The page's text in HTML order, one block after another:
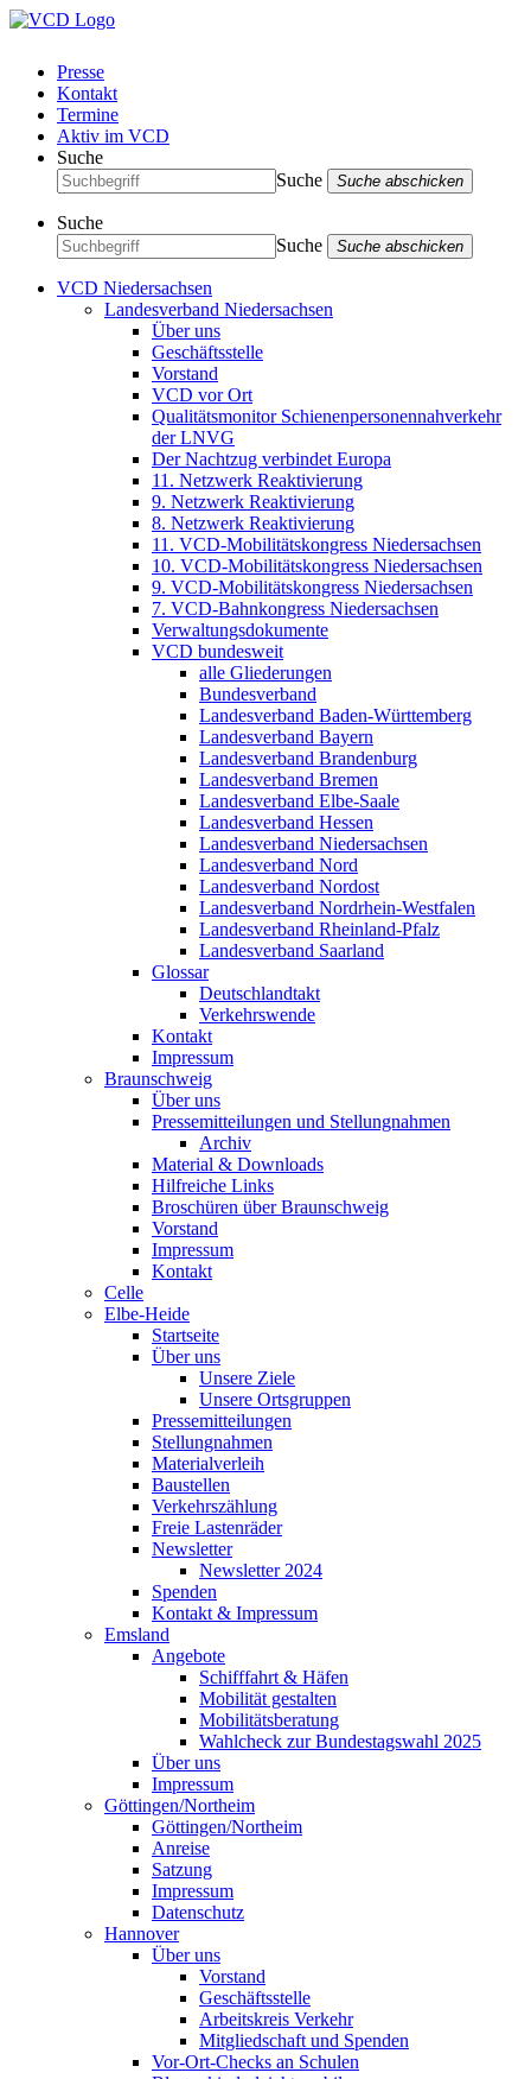
Presse
Kontakt
Termine
Aktiv im VCD
Suche
Suche
Suche abschicken
Suche
Suche
Suche abschicken
VCD Niedersachsen
Landesverband Niedersachsen
Über uns
Geschäftsstelle
Vorstand
VCD vor Ort
Qualitätsmonitor Schienenpersonennahverkehr
der LNVG
Der Nachtzug verbindet Europa
11. Netzwerk Reaktivierung
9. Netzwerk Reaktivierung
8. Netzwerk Reaktivierung
11. VCD-Mobilitätskongress Niedersachsen
10. VCD-Mobilitätskongress Niedersachsen
9. VCD-Mobilitätskongress Niedersachsen
7. VCD-Bahnkongress Niedersachsen
Verwaltungsdokumente
VCD bundesweit
alle Gliederungen
Bundesverband
Landesverband Baden-Württemberg
Landesverband Bayern
Landesverband Brandenburg
Landesverband Bremen
Landesverband Elbe-Saale
Landesverband Hessen
Landesverband Niedersachsen
Landesverband Nord
Landesverband Nordost
Landesverband Nordrhein-Westfalen
Landesverband Rheinland-Pfalz
Landesverband Saarland
Glossar
Deutschlandtakt
Verkehrswende
Kontakt
Impressum
Braunschweig
Über uns
Pressemitteilungen und Stellungnahmen
Archiv
Material & Downloads
Hilfreiche Links
Broschüren über Braunschweig
Vorstand
Impressum
Kontakt
Celle
Elbe-Heide
Startseite
Über uns
Unsere Ziele
Unsere Ortsgruppen
Pressemitteilungen
Stellungnahmen
Materialverleih
Baustellen
Verkehrszählung
Freie Lastenräder
Newsletter
Newsletter 2024
Spenden
Kontakt & Impressum
Emsland
Angebote
Schifffahrt & Häfen
Mobilität gestalten
Mobilitätsberatung
Wahlcheck zur Bundestagswahl 2025
Über uns
Impressum
Göttingen/Northeim
Göttingen/Northeim
Anreise
Satzung
Impressum
Datenschutz
Hannover
Über uns
Vorstand
Geschäftsstelle
Arbeitskreis Verkehr
Mitgliedschaft und Spenden
Vor-Ort-Checks an Schulen